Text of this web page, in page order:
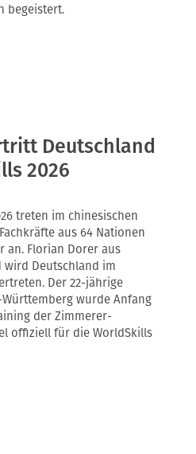
begeistert.
Deutschland
2026
treten im chinesischen
aus 64 Nationen
an. Florian Dorer aus
wird Deutschland im
Der 22-jährige
wurde Anfang
der Zimmerer-
offiziell für die WorldSkills